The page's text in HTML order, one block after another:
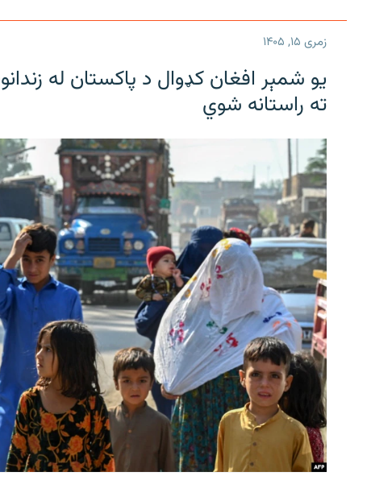
زمری ۱۵, ۱۴۰۵
یو شمېر افغان کډوال د پاکستان له
ته راستانه شوي